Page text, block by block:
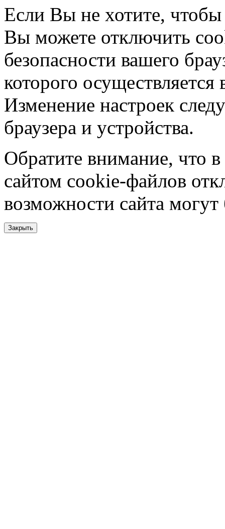
Если Вы не хотите,
Вы можете отключить
безопасности вашего
которого
Изменение настроек
браузера и устройства.
Обратите внимание, что в
сайтом cookie-файлов
возможности сайта
Закрыть